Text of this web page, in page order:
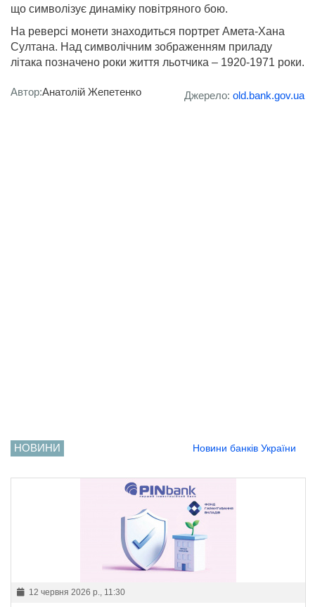
що символізує динаміку повітряного бою.
На реверсі монети знаходиться портрет Амета-Хана
Султана. Над символічним зображенням приладу
літака позначено роки життя льотчика – 1920-1971 роки.
Автор:Анатолій Жепетенко Джерело: old.bank.gov.ua
НОВИНИ Новини банків України
12 червня 2026 р., 11:30